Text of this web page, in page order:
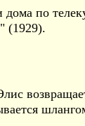
по
(1929).